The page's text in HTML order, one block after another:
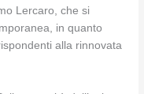
Lercaro, che si
in quanto
alla rinnovata